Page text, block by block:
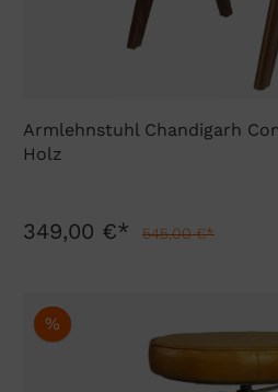
Armlehnstuhl Chandigarh
Holz
349,00 €* 545,00 €*
%